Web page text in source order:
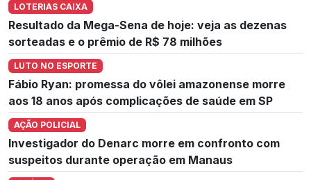
LOTERIAS CAIXA
Resultado da Mega-Sena de hoje: veja as dezenas
sorteadas e o prêmio de R$ 78 milhões
LUTO NO ESPORTE
Fábio Ryan: promessa do vôlei amazonense morre
aos 18 anos após complicações de saúde em SP
AÇÃO POLICIAL
Investigador do Denarc morre em confronto com
suspeitos durante operação em Manaus